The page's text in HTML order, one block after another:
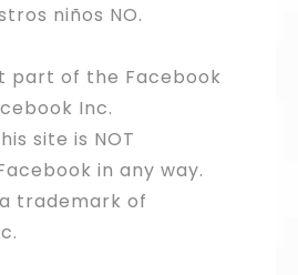
niños NO.
part of the Facebook
Inc.
site is NOT
in any way.
a trademark of